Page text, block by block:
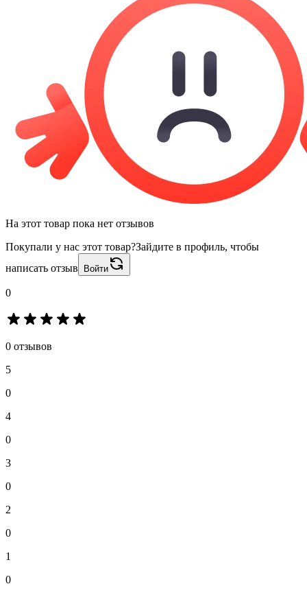
На этот товар пока нет отзывов
Покупали у нас этот товар?Зайдите в профиль, чтобы
написать отзыв
Войти
0
0 отзывов
5
0
4
0
3
0
2
0
1
0